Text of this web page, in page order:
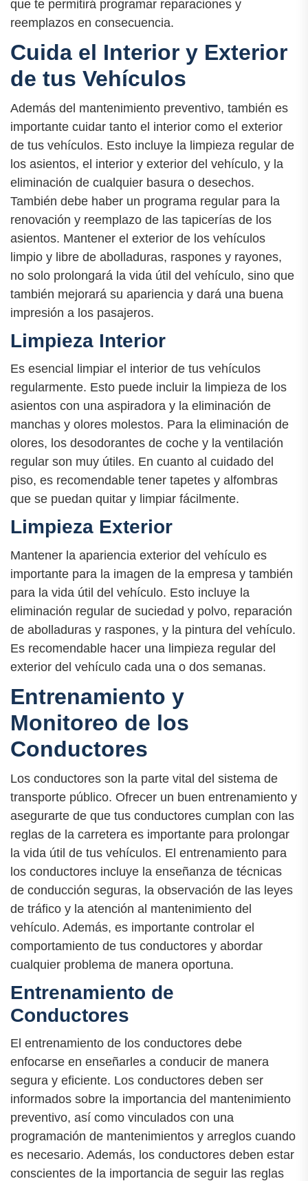
que te permitirá programar reparaciones y
reemplazos en consecuencia.
Cuida el Interior y Exterior
de tus Vehículos
Además del mantenimiento preventivo, también es
importante cuidar tanto el interior como el exterior
de tus vehículos. Esto incluye la limpieza regular de
los asientos, el interior y exterior del vehículo, y la
eliminación de cualquier basura o desechos.
También debe haber un programa regular para la
renovación y reemplazo de las tapicerías de los
asientos. Mantener el exterior de los vehículos
limpio y libre de abolladuras, raspones y rayones,
no solo prolongará la vida útil del vehículo, sino que
también mejorará su apariencia y dará una buena
impresión a los pasajeros.
Limpieza Interior
Es esencial limpiar el interior de tus vehículos
regularmente. Esto puede incluir la limpieza de los
asientos con una aspiradora y la eliminación de
manchas y olores molestos. Para la eliminación de
olores, los desodorantes de coche y la ventilación
regular son muy útiles. En cuanto al cuidado del
piso, es recomendable tener tapetes y alfombras
que se puedan quitar y limpiar fácilmente.
Limpieza Exterior
Mantener la apariencia exterior del vehículo es
importante para la imagen de la empresa y también
para la vida útil del vehículo. Esto incluye la
eliminación regular de suciedad y polvo, reparación
de abolladuras y raspones, y la pintura del vehículo.
Es recomendable hacer una limpieza regular del
exterior del vehículo cada una o dos semanas.
Entrenamiento y
Monitoreo de los
Conductores
Los conductores son la parte vital del sistema de
transporte público. Ofrecer un buen entrenamiento y
asegurarte de que tus conductores cumplan con las
reglas de la carretera es importante para prolongar
la vida útil de tus vehículos. El entrenamiento para
los conductores incluye la enseñanza de técnicas
de conducción seguras, la observación de las leyes
de tráfico y la atención al mantenimiento del
vehículo. Además, es importante controlar el
comportamiento de tus conductores y abordar
cualquier problema de manera oportuna.
Entrenamiento de
Conductores
El entrenamiento de los conductores debe
enfocarse en enseñarles a conducir de manera
segura y eficiente. Los conductores deben ser
informados sobre la importancia del mantenimiento
preventivo, así como vinculados con una
programación de mantenimientos y arreglos cuando
es necesario. Además, los conductores deben estar
conscientes de la importancia de seguir las reglas